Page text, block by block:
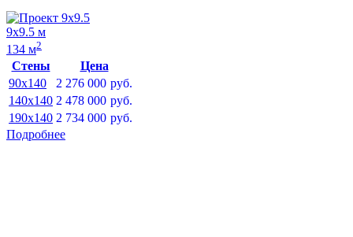
9х9.5 м
134 м2
Стены
Цена
90x140
2 276 000 руб.
140x140 2 478 000 руб.
190x140 2 734 000 руб.
Подробнее